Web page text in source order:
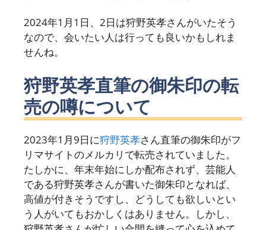
2024年1月1日、2日は狩野英孝さんがいたそう
なので、会いたい人は行っても良いかもしれま
せんね。
狩野英孝直筆の御朱印の転
売の噂について
2023年1月9日に狩野英孝さん直筆の御朱印がフ
リマサイトのメルカリで転売されていました。
たしかに、年末年始にしか配布されず、芸能人
である狩野英孝さんが書いた御朱印となれば、
高値が付きそうですし、どうしても欲しいとい
う人がいてもおかしくはありません。しかし、